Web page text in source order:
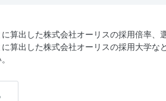
算出した株式会社オーリスの採用倍率、
算出した株式会社オーリスの採用大学な